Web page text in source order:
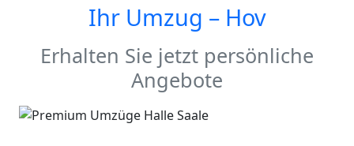
Ihr Umzug – Hov
Erhalten Sie jetzt persönliche
Angebote